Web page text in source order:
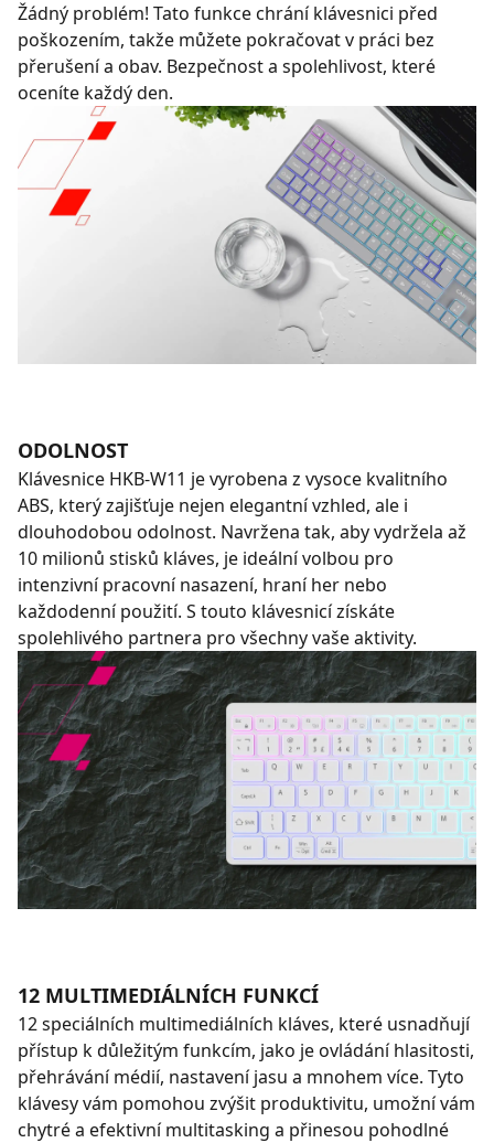
Žádný problém! Tato funkce chrání klávesnici před
poškozením, takže můžete pokračovat v práci bez
přerušení a obav. Bezpečnost a spolehlivost, které
oceníte každý den.
ODOLNOST
Klávesnice HKB-W11 je vyrobena z vysoce kvalitního
ABS, který zajišťuje nejen elegantní vzhled, ale i
dlouhodobou odolnost. Navržena tak, aby vydržela až
10 milionů stisků kláves, je ideální volbou pro
intenzivní pracovní nasazení, hraní her nebo
každodenní použití. S touto klávesnicí získáte
spolehlivého partnera pro všechny vaše aktivity.
12 MULTIMEDIÁLNÍCH FUNKCÍ
12 speciálních multimediálních kláves, které usnadňují
přístup k důležitým funkcím, jako je ovládání hlasitosti,
přehrávání médií, nastavení jasu a mnohem více. Tyto
klávesy vám pomohou zvýšit produktivitu, umožní vám
chytré a efektivní multitasking a přinesou pohodlné